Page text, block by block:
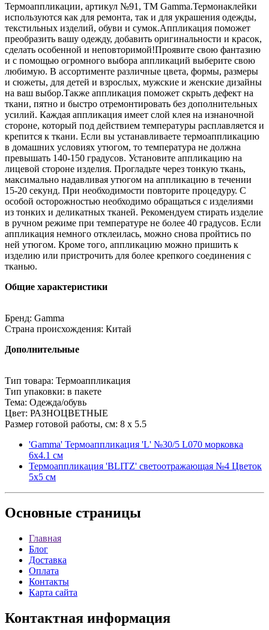
Термоаппликации, артикул №91, ТМ Gamma.Термонаклейки
используются как для ремонта, так и для украшения одежды,
текстильных изделий, обуви и сумок.Аппликация поможет
преобразить вашу одежду, добавить оригинальности и красок,
сделать особенной и неповторимой!Проявите свою фантазию
и с помощью огромного выбора аппликаций выберите свою
любимую. В ассортименте различные цвета, формы, размеры
и сюжеты, для детей и взрослых, мужские и женские дизайны
на ваш выбор.Также аппликация поможет скрыть дефект на
ткани, пятно и быстро отремонтировать без дополнительных
усилий. Каждая аппликация имеет слой клея на изнаночной
стороне, который под действием температуры расплавляется и
крепится к ткани. Если вы устанавливаете термоаппликацию
в домашних условиях утюгом, то температура не должна
превышать 140-150 градусов. Установите аппликацию на
лицевой стороне изделия. Прогладьте через тонкую ткань,
максимально надавливая утюгом на аппликацию в течении
15-20 секунд. При необходимости повторите процедуру. С
особой осторожностью необходимо обращаться с изделиями
из тонких и деликатных тканей. Рекомендуем стирать изделие
в ручном режиме при температуре не более 40 градусов. Если
аппликация немного отклеилась, можно снова пройтись по
ней утюгом. Кроме того, аппликацию можно пришить к
изделию или пристрочить для более крепкого соединения с
тканью.
Общие характеристики
Бренд: Gamma
Страна происхождения: Китай
Дополнительные
Тип товара: Термоаппликация
Тип упаковки: в пакете
Тема: Одежда/обувь
Цвет: РАЗНОЦВЕТНЫЕ
Размер готовой работы, см: 8 x 5.5
'Gamma' Термоаппликация 'L' №30/5 L070 морковка
6х4.1 см
Термоаппликация 'BLITZ' светоотражающая №4 Цветок
5х5 см
Основные страницы
Главная
Блог
Доставка
Оплата
Контакты
Карта сайта
Контактная информация